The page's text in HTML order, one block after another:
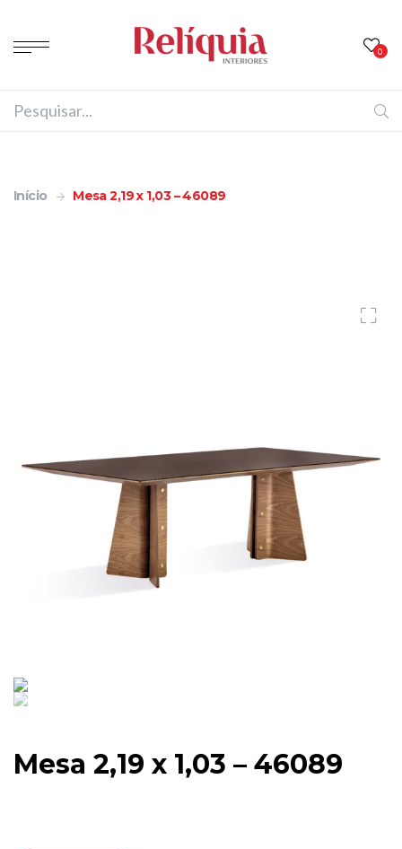
0
Início Mesa 2,19 x 1,03 – 46089
Mesa 2,19 x 1,03 – 46089